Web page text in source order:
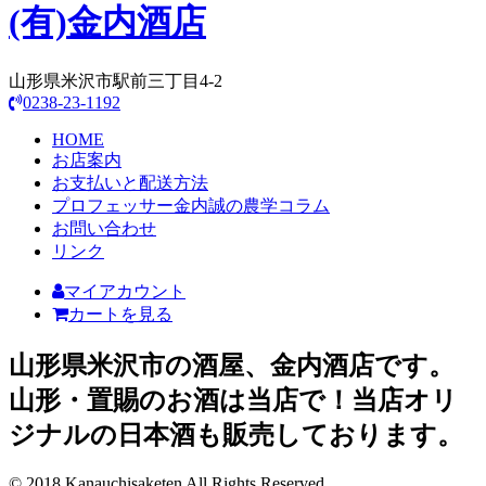
(有)金内酒店
山形県米沢市駅前三丁目4-2
0238-23-1192
HOME
お店案内
お支払いと配送方法
プロフェッサー金内誠の農学コラム
お問い合わせ
リンク
マイアカウント
カートを見る
山形県米沢市の酒屋、金内酒店です。
山形・置賜のお酒は当店で！当店オリ
ジナルの日本酒も販売しております。